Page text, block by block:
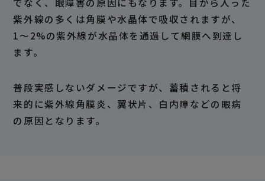
紫外線の多くは角膜や水晶体で吸収されますが、
1〜2%の紫外線が水晶体を通過して網膜へ到達し
ます。
普段実感しないダメージですが、蓄積されると将
来的に紫外線角膜炎、翼状片、白内障などの眼病
の原因となります。